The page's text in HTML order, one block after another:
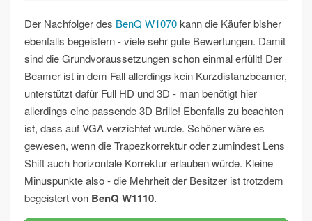
Der Nachfolger des BenQ W1070kann die Käufer bisher
ebenfalls begeistern - viele sehr gute Bewertungen. Damit
sind die Grundvoraussetzungen schon einmal erfüllt! Der
Beamer ist in dem Fall allerdings kein Kurzdistanzbeamer,
unterstützt dafür Full HD und 3D - man benötigt hier
allerdings eine passende 3D Brille! Ebenfalls zu beachten
ist, dass auf VGA verzichtet wurde. Schöner wäre es
gewesen, wenn die Trapezkorrektur oder zumindest Lens
Shift auch horizontale Korrektur erlauben würde. Kleine
Minuspunkte also - die Mehrheit der Besitzer ist trotzdem
begeistert von BenQ W1110.